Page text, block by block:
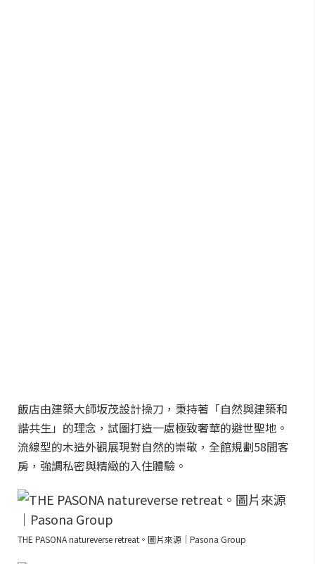
飯店由建築大師坂茂設計操刀，秉持著「自然與建築和
諧共生」的理念，試圖打造一處極致奢華的避世聖地。
流線型的木造外觀展現對自然的崇敬，全館規劃58間客
房，強調私密與精緻的入住體驗。
THE PASONA natureverse retreat。圖片來源｜Pasona Group